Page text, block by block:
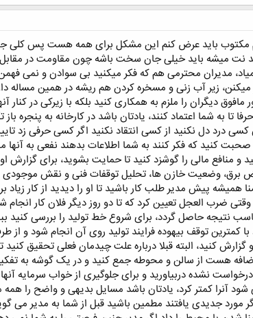
مکتوب باید عرض کنم این مشکل برای همه هست پس
میشه باید خیلی جان سخت باشه چون مقاومت در
مدیران محترمی هم که فکر میکنید بی سوادن و نمی
میکنن، زیر آب زنی و مسخره کردن هم ریشه در همین
مافوق دیگران را ملزم به همکاری کنید بلکه با زیرکی در
تا به شما اعتماد کنند، یادتان باشد در کارخانه به پنجره
درد دل نکنید از کسی انتقاد نکنید اگر کسی حرفی زد
کنید که فکر کنند به شما اطلاعات بدهند نفعی به آنها
و منافع مالی را گوشزد کنید تا حمایت بشوید، برای گزارش
برق، وضعیت خازن ها، تحلیل توقفات فنی و نقش موجودی
پیش مدیر طلب کار باشید تا او را دیدید از کار زیاد
وقتی ضرب العجل تعیین کرد که تا دو روز دیگر فلان کار
نتیجه حاصل گردد، برای شروع خط تولید را بررسی کنید
کمترین توقف بیهوده فرایند تولید روی آن انجام شود و
کنید، البته قبلا درباره علت چیدمان فعلی تحقیق
هست از سالن و محوطه جمع کنید و در یک گوشه به
نشده دربیاورید و برای جلوگیری از خواب سرمایه
کمتر کرد، یادتان باشد مسایل بدیهی و واضح را همه
مورد جدیدی یافتند مطمین باشید قبل از شما به مدیر می